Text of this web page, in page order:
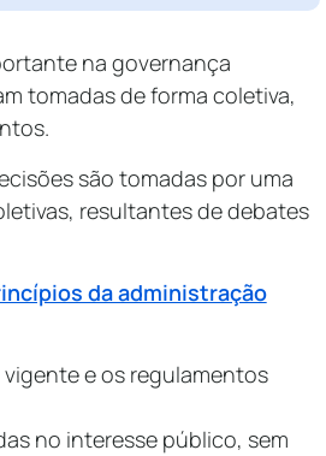
na governança
tomadas de forma coletiva,
são tomadas por uma
resultantes de debates
da administração
e os regulamentos
no interesse público, sem